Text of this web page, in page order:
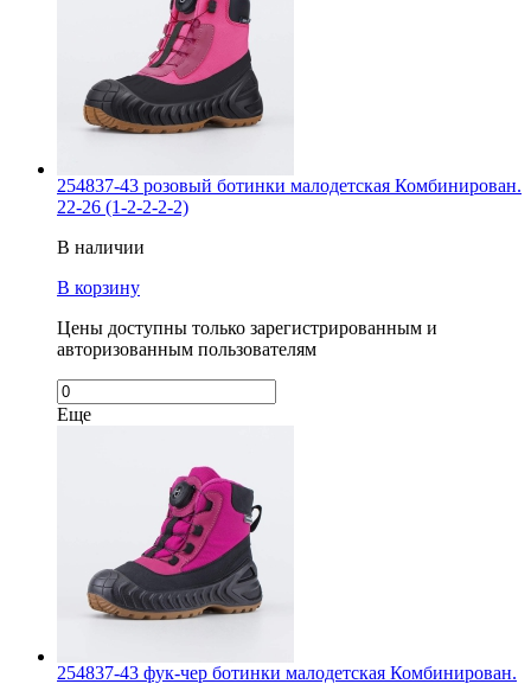
254837-43 розовый ботинки малодетская Комбинирован.
22-26 (1-2-2-2-2)
В наличии
В корзину
Цены доступны только зарегистрированным и
авторизованным пользователям
Еще
254837-43 фук-чер ботинки малодетская Комбинирован.